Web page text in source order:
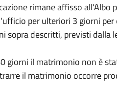
rimane affisso
per ulteriori 3 giorni
sopra descritti, previsti dalla
giorni il matrimonio non è
il matrimonio occorre